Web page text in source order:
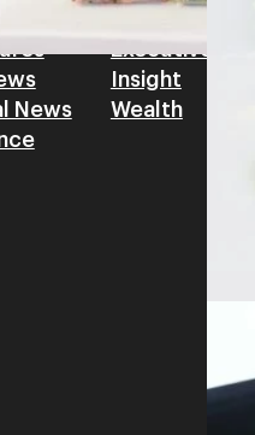
News
Corporate
Executive
Insight
Wealth